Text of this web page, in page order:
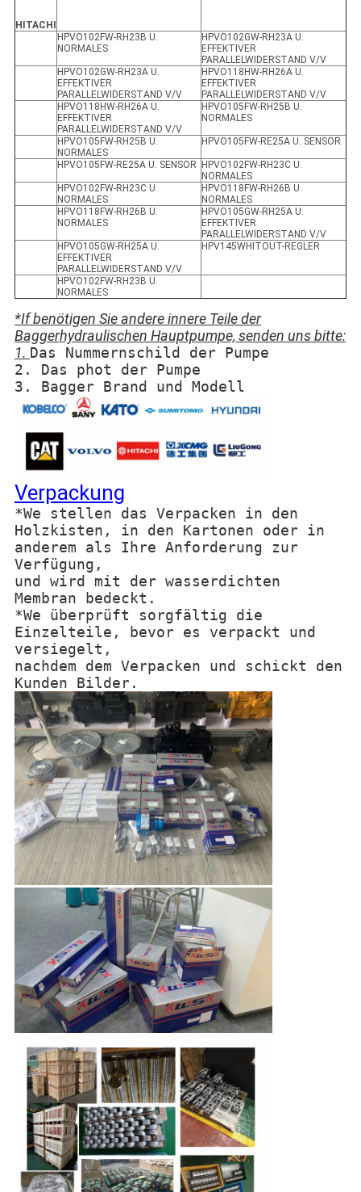
HITACHI
HPVO102FW-RH23B U.
NORMALES
HPVO102GW-RH23A U.
EFFEKTIVER
PARALLELWIDERSTAND V/V
HPVO102GW-RH23A U.
EFFEKTIVER
PARALLELWIDERSTAND V/V
HPVO118HW-RH26A U.
EFFEKTIVER
PARALLELWIDERSTAND V/V
HPVO118HW-RH26A U.
EFFEKTIVER
PARALLELWIDERSTAND V/V
HPVO105FW-RH25B U.
NORMALES
HPVO105FW-RH25B U.
NORMALES
HPVO105FW-RE25A U. SENSOR
HPVO105FW-RE25A U. SENSOR
HPVO102FW-RH23C U.
NORMALES
HPVO102FW-RH23C U.
NORMALES
HPVO118FW-RH26B U.
NORMALES
HPVO118FW-RH26B U.
NORMALES
HPVO105GW-RH25A U.
EFFEKTIVER
PARALLELWIDERSTAND V/V
HPVO105GW-RH25A U.
EFFEKTIVER
PARALLELWIDERSTAND V/V
HPV145WHITOUT-REGLER
HPVO102FW-RH23B U.
NORMALES
*If benötigen Sie andere innere Teile der
Baggerhydraulischen Hauptpumpe, senden uns bitte:
1. Das Nummernschild der Pumpe
2. Das phot der Pumpe
3. Bagger Brand und Modell
Verpackung
*We stellen das Verpacken in den
Holzkisten, in den Kartonen oder in
anderem als Ihre Anforderung zur
Verfügung,
und wird mit der wasserdichten
Membran bedeckt.
*We überprüft sorgfältig die
Einzelteile, bevor es verpackt und
versiegelt,
nachdem dem Verpacken und schickt den
Kunden Bilder.